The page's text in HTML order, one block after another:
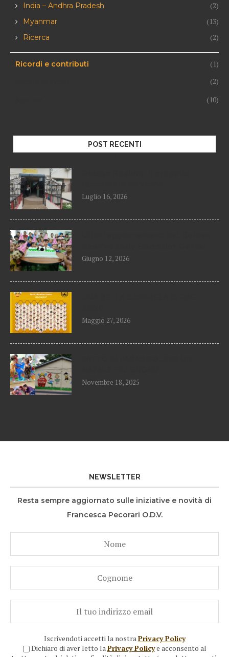
India – Andhra Pradesh (2)
Myanmar (13)
Ricerca (2)
Ricordi e contributi
(1)
(2)
(10)
POST RECENTI
Luglio 16, 2026
Giugno 12, 2026
Maggio 27, 2026
Novembre 18, 2025
NEWSLETTER
Resta sempre aggiornato sulle iniziative e novità di
Francesca Pecorari O.D.V.
Iscrivendoti accetti la nostraPrivacy Policy
Dichiaro di aver letto laPrivacy Policye acconsento al